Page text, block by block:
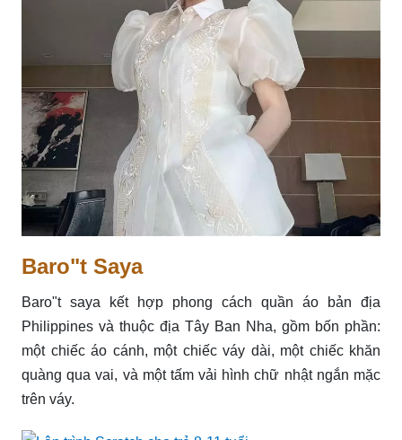
Baro"t Saya
Baro"t saya kết hợp phong cách quần áo bản địa
Philippines và thuộc địa Tây Ban Nha, gồm bốn phần:
một chiếc áo cánh, một chiếc váy dài, một chiếc khăn
quàng qua vai, và một tấm vải hình chữ nhật ngắn mặc
trên váy.